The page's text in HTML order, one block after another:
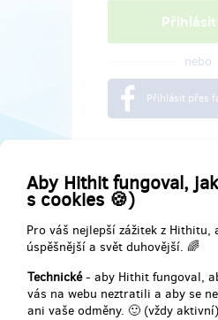
Aby Hithit fungoval,
s cookies 🍪)
Pro váš nejlepší zážitek z Hithitu,
úspěšnější a svět duhovější. 🌈
Technické- aby Hithit fungoval,
vás na webu neztratili a aby se
ani vaše odměny. 🙂 (vždy aktivní)
nebo
Přihlásit přes